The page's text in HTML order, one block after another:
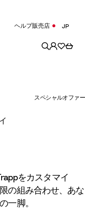
ヘルプ販売店 JP
スペシャルオファー
をカスタマイ
の組み合わせ、あな
一脚。